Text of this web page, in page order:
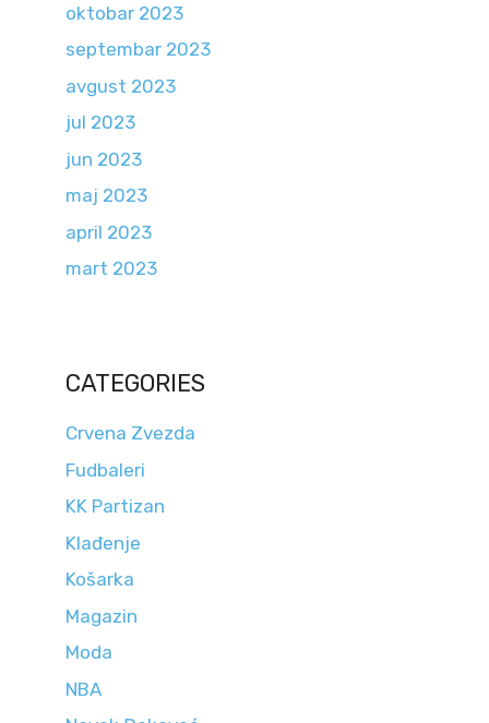
oktobar 2023
septembar 2023
avgust 2023
jul 2023
jun 2023
maj 2023
april 2023
mart 2023
CATEGORIES
Crvena Zvezda
Fudbaleri
KK Partizan
Klađenje
Košarka
Magazin
Moda
NBA